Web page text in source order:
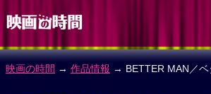
映画の時間 → 作品情報 → BETTER MAN／ベ